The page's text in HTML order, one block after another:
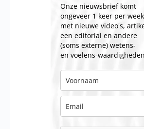
Onze nieuwsbrief komt
ongeveer 1 keer per
met nieuwe video's,
een editorial en andere
(soms externe) wetens-
en voelens-